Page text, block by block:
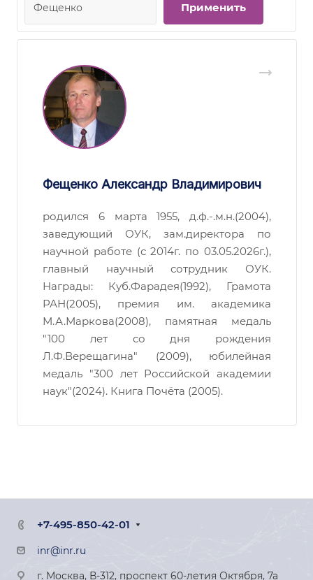
Фещенко Александр Владимирович
родился 6 марта 1955, д.ф.-.м.н.(2004),
заведующий ОУК, зам.директора по
научной работе (с 2014г. по 03.05.2026г.),
главный научный сотрудник ОУК.
Награды: Куб.Фарадея(1992), Грамота
РАН(2005), премия им. академика
М.А.Маркова(2008), памятная медаль
"100 лет со дня рождения
Л.Ф.Верещагина" (2009), юбилейная
медаль "300 лет Российской академии
наук"(2024). Книга Почёта (2005).
+7-495-850-42-01
inr@inr.ru
г. Москва, В-312, проспект 60-летия Октября, 7а